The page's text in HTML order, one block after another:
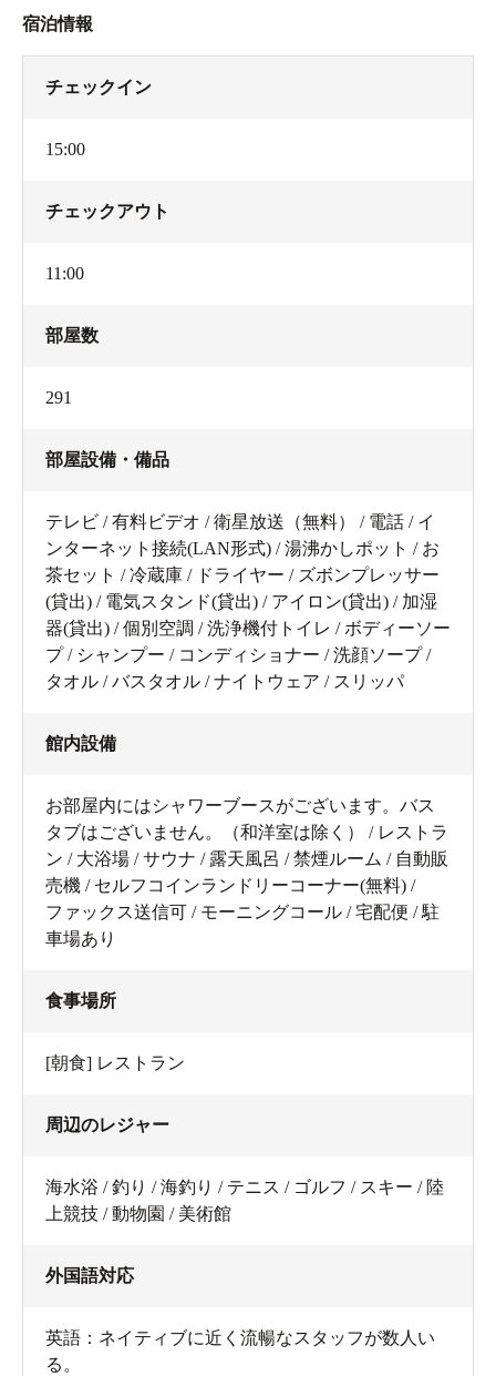
宿泊情報
チェックイン
15:00
チェックアウト
11:00
部屋数
291
部屋設備・備品
テレビ / 有料ビデオ / 衛星放送（無料） / 電話 / イ
ンターネット接続(LAN形式) / 湯沸かしポット / お
茶セット / 冷蔵庫 / ドライヤー / ズボンプレッサー
(貸出) / 電気スタンド(貸出) / アイロン(貸出) / 加湿
器(貸出) / 個別空調 / 洗浄機付トイレ / ボディーソー
プ / シャンプー / コンディショナー / 洗顔ソープ /
タオル / バスタオル / ナイトウェア / スリッパ
館内設備
お部屋内にはシャワーブースがございます。バス
タブはございません。（和洋室は除く） / レストラ
ン / 大浴場 / サウナ / 露天風呂 / 禁煙ルーム / 自動販
売機 / セルフコインランドリーコーナー(無料) /
ファックス送信可 / モーニングコール / 宅配便 / 駐
車場あり
食事場所
[朝食] レストラン
周辺のレジャー
海水浴 / 釣り / 海釣り / テニス / ゴルフ / スキー / 陸
上競技 / 動物園 / 美術館
外国語対応
英語：ネイティブに近く流暢なスタッフが数人い
る。